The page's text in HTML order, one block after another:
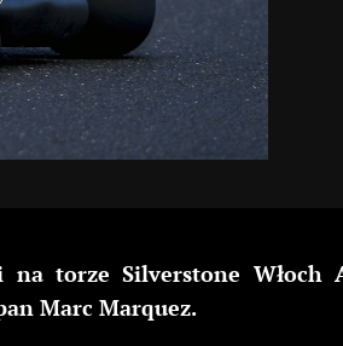
torze Silverstone Włoch
Marc Marquez.